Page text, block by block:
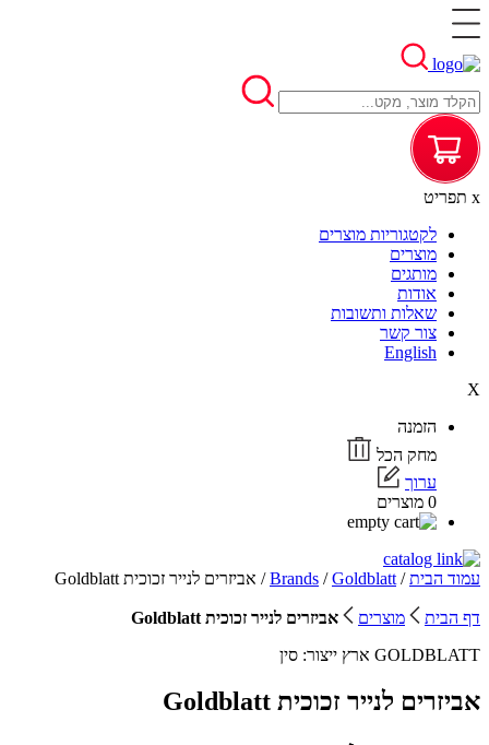
x תפריט
לקטגוריות מוצרים
מוצרים
מותגים
אודות
שאלות ותשובות
צור קשר
English
X
הזמנה
מחק הכל
ערוך
0 מוצרים
עמוד הבית/
Brands /Goldblatt / אביזרים לנייר זכוכית Goldblatt
דף הבית מוצרים
אביזרים לנייר זכוכית Goldblatt
GOLDBLATT ארץ ייצור: סין
אביזרים לנייר זכוכית Goldblatt